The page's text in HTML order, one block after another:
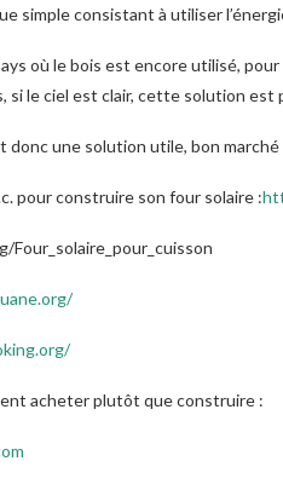
simple consistant à utiliser
où le bois est encore utilisé,
si le ciel est clair, cette solution est
donc une solution utile, bon
pour construire son four solaire :
acheter plutôt que construire :